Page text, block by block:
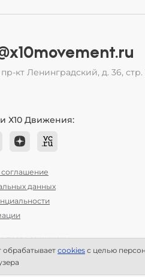
пр-кт Ленинградский, д. 36, стр.
Х10 Движения:
соглашение
данных
права защищены.
сookies с целью